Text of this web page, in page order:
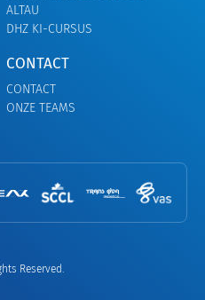
ALTAU
DHZ KI-CURSUS
CONTACT
CONTACT
ONZE TEAMS
Reserved.